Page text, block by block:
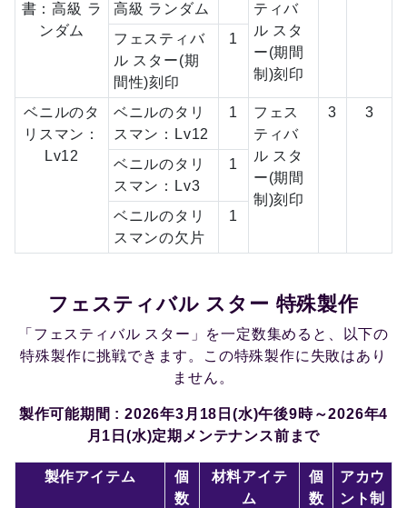
書：高級 ラ
ンダム
高級 ランダム
ティバ
ル スタ
ー(期間
制)刻印
フェスティバ
ル スター(期
間性)刻印
1
ベニルのタ
リスマン：
Lv12
ベニルのタリ
スマン：Lv12
1
フェス
ティバ
ル スタ
ー(期間
制)刻印
3 3
ベニルのタリ
スマン：Lv3
1
ベニルのタリ
スマンの欠片
1
フェスティバル スター 特殊製作
「フェスティバル スター」を一定数集めると、以下の
特殊製作に挑戦できます。この特殊製作に失敗はあり
ません。
製作可能期間 : 2026年3月18日(水)午後9時～2026年4
月1日(水)定期メンテナンス前まで
製作アイテム
個
数
材料アイテ
ム
個
数
アカウ
ント制